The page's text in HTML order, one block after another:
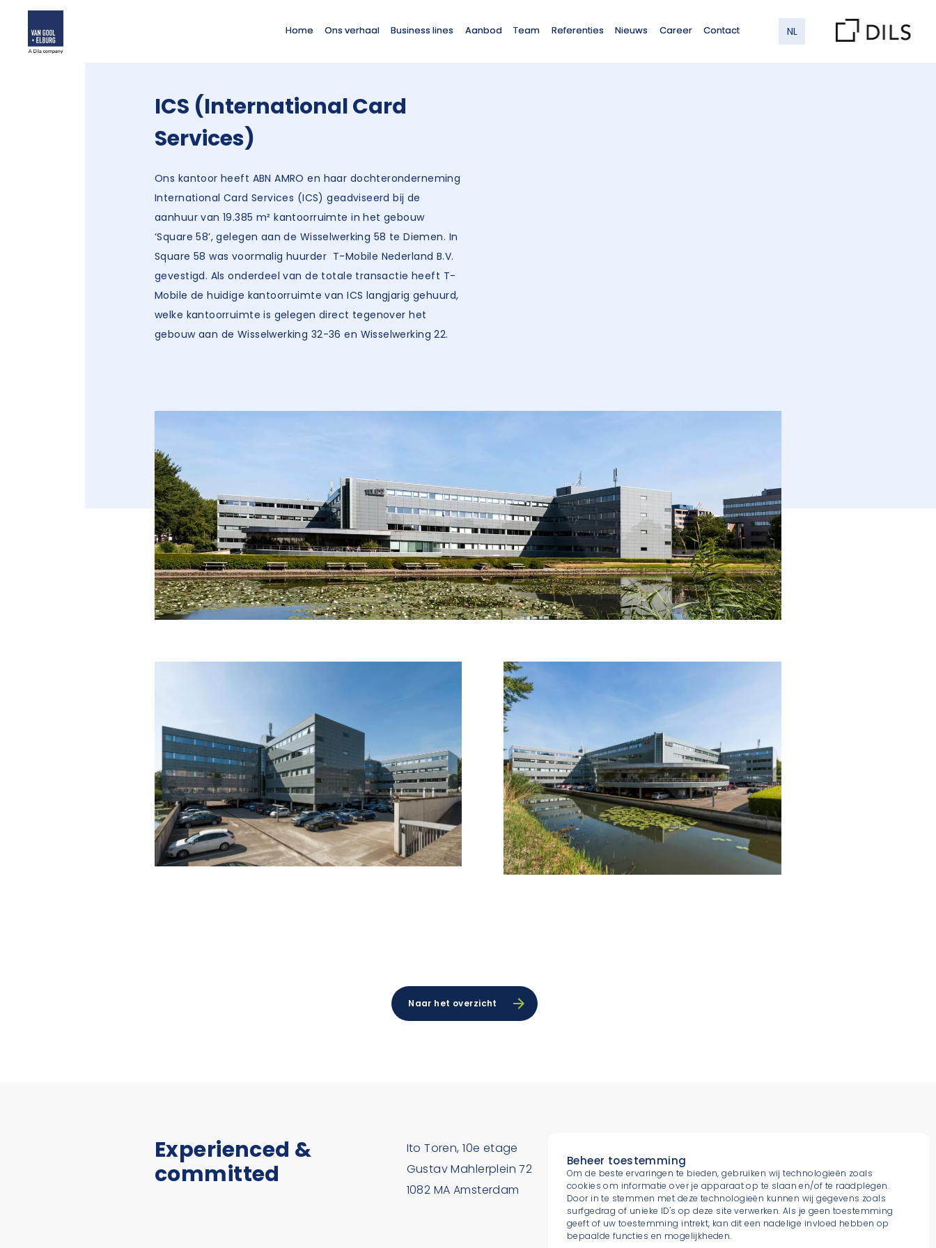
Beheer toestemming
Om de beste ervaringen te bieden, gebruiken wij technologieën zoals
cookies om informatie over je apparaat op te slaan en/of te raadplegen.
Door in te stemmen met deze technologieën kunnen wij gegevens zoals
surfgedrag of unieke ID's op deze site verwerken. Als je geen toestemming
geeft of uw toestemming intrekt, kan dit een nadelige invloed hebben op
bepaalde functies en mogelijkheden.
Home Ons verhaal Business lines Aanbod Team Referenties Nieuws Career Contact NL
ICS (International Card
Services)
Ons kantoor heeft ABN AMRO en haar dochteronderneming
International Card Services (ICS) geadviseerd bij de
aanhuur van 19.385 m² kantoorruimte in het gebouw
‘Square 58’, gelegen aan de Wisselwerking 58 te Diemen. In
Square 58 was voormalig huurder T-Mobile Nederland B.V.
gevestigd. Als onderdeel van de totale transactie heeft T-
Mobile de huidige kantoorruimte van ICS langjarig gehuurd,
welke kantoorruimte is gelegen direct tegenover het
gebouw aan de Wisselwerking 32-36 en Wisselwerking 22.
Naar het overzicht
Experienced &
committed
Ito Toren, 10e etage
Gustav Mahlerplein 72
1082 MA Amsterdam
E.
info.netherlands@dils.com